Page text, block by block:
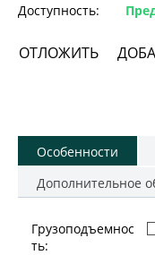
Доступность:
ОТЛОЖИТЬ
Особенности
Дополнительное
Грузоподъемнос
ть: